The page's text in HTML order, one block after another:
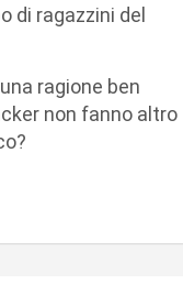
di ragazzini del
ragione ben
non fanno altro